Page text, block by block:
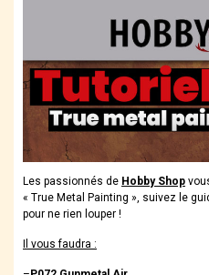
Téléchargements
Techniques,
trucs et
astuces
Vidéos
Les passionnés de Hobby Shop
« True Metal Painting », suivez le
pour ne rien louper !
Il vous faudra :